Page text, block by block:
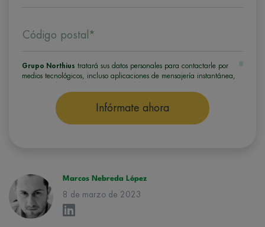
Código postal*
Grupo Northius tratará sus datos personales para contactarle por
medios tecnológicos, incluso aplicaciones de mensajería instantánea,
seleccionado o de otros directamente relacionados con el interés
manifestado y, en su caso, para tramitar la contratación
correspondiente. Compartiremos su solicitud con las empresas que
Grupo Northius, con el objeto de que estas puedan
Infórmate ahora
Marcos Nebreda López
8 de marzo de 2023